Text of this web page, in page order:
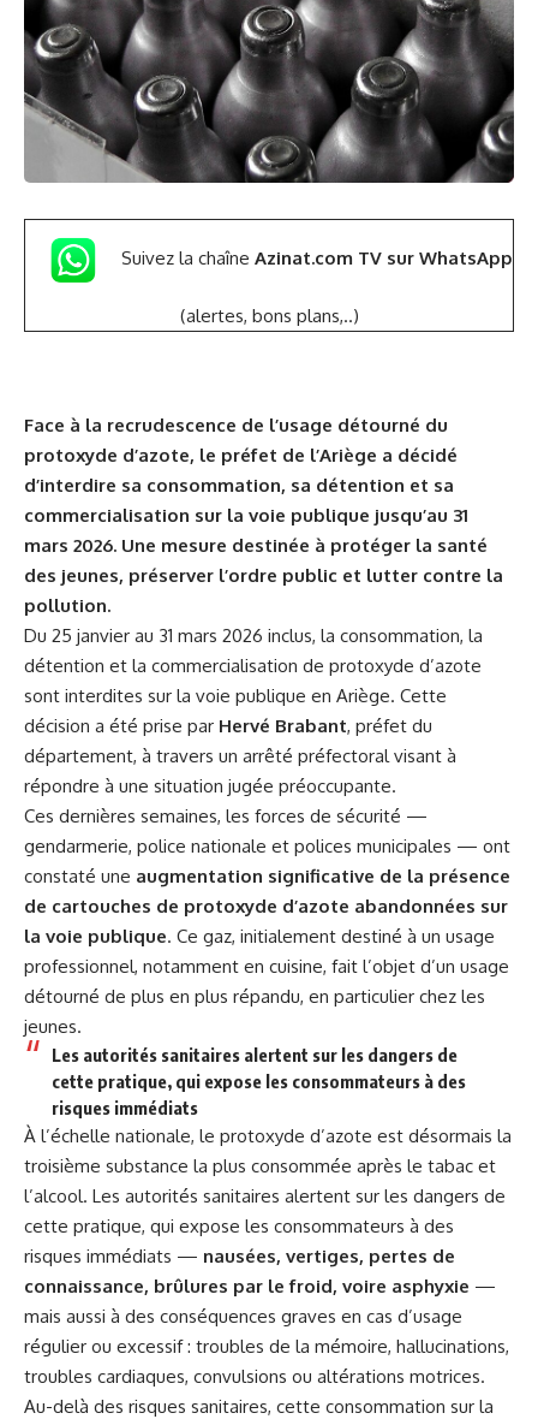
Suivez la chaîne Azinat.com TV sur WhatsApp
(alertes, bons plans,..)
Face à la recrudescence de l’usage détourné du
protoxyde d’azote, le préfet de l’Ariège a décidé
d’interdire sa consommation, sa détention et sa
commercialisation sur la voie publique jusqu’au 31
mars 2026. Une mesure destinée à protéger la santé
des jeunes, préserver l’ordre public et lutter contre la
pollution.
Du 25 janvier au 31 mars 2026 inclus, la consommation, la
détention et la commercialisation de protoxyde d’azote
sont interdites sur la voie publique en Ariège. Cette
décision a été prise par Hervé Brabant, préfet du
département, à travers un arrêté préfectoralvisant à
répondre à une situation jugée préoccupante.
Ces dernières semaines, les forces de sécurité —
gendarmerie, police nationale et polices municipales — ont
constaté une augmentation significative de la présence
de cartouches de protoxyde d’azote abandonnées sur
la voie publique. Ce gaz, initialement destiné à un usage
professionnel, notamment en cuisine, fait l’objet d’un usage
détourné de plus en plus répandu, en particulier chez les
jeunes.
Les autorités sanitaires alertent sur les dangers de
cette pratique, qui expose les consommateurs à des
risques immédiats
À l’échelle nationale, le protoxyde d’azote est désormais la
troisième substance la plus consommée après le tabac et
l’alcool. Les autorités sanitaires alertent sur les dangers de
cette pratique, qui expose les consommateurs à des
risques immédiats — nausées, vertiges, pertes de
connaissance, brûlures par le froid, voire asphyxie —
mais aussi à des conséquences graves en cas d’usage
régulier ou excessif : troubles de la mémoire, hallucinations,
troubles cardiaques, convulsions ou altérations motrices.
Au-delà des risques sanitaires, cette consommation sur la